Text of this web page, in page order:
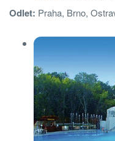
Odlet: Praha, Brno,